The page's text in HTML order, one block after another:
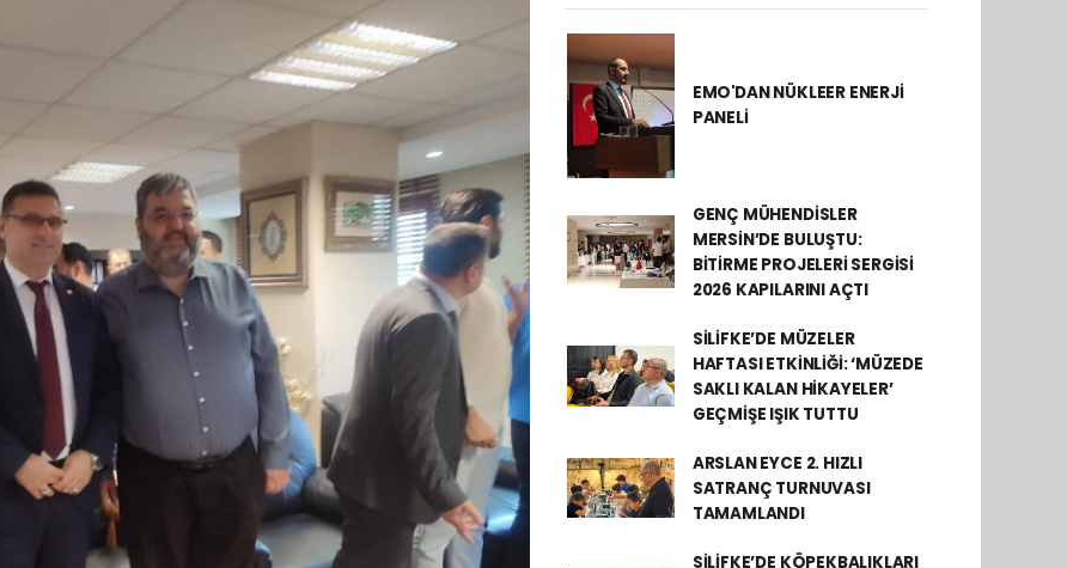
EMO'DAN NÜKLEER ENERJİ
PANELİ
GENÇ MÜHENDİSLER
MERSİN’DE BULUŞTU:
BİTİRME PROJELERİ SERGİSİ
2026 KAPILARINI AÇTI
SİLİFKE’DE MÜZELER
HAFTASI ETKİNLİĞİ: ‘MÜZEDE
SAKLI KALAN HİKAYELER’
GEÇMİŞE IŞIK TUTTU
ARSLAN EYCE 2. HIZLI
SATRANÇ TURNUVASI
TAMAMLANDI
SİLİFKE’DE KÖPEKBALIKLARI